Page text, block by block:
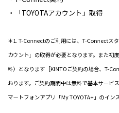
・「TOYOTAアカウント」取得
＊1. T-Connectのご利用には、T-Connectス
カウント」の取得が必要となります。また初
料）となります［KINTOご契約の場合、T-
おります。ご契約期間中は無料で基本サー
マートフォンアプリ「My TOYOTA+」のイン